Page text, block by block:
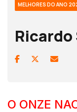
MELHORES DO ANO
Ricardo
O ONZE